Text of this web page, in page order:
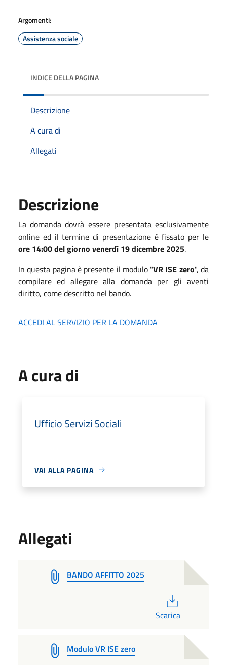
Argomenti:
Assistenza sociale
INDICE DELLA PAGINA
Descrizione
A cura di
Allegati
Descrizione
La domanda dovrà essere presentata esclusivamente
online ed il termine di presentazione è fissato per le
ore 14:00 del giorno venerdì 19 dicembre 2025.
In questa pagina è presente il modulo "VR ISE zero", da
compilare ed allegare alla domanda per gli aventi
diritto, come descritto nel bando.
ACCEDI AL SERVIZIO PER LA DOMANDA
A cura di
Ufficio Servizi Sociali
VAI ALLA PAGINA
Allegati
BANDO AFFITTO 2025
Scarica
Modulo VR ISE zero